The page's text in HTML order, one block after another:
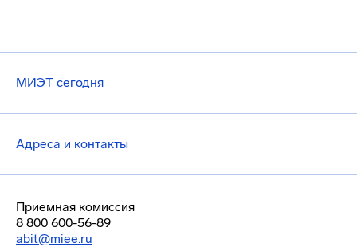
МИЭТ сегодня
Адреса и контакты
Приемная комиссия
8 800 600-56-89
abit@miee.ru